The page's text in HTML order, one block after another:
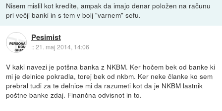
Nisem mislil kot kredite, ampak da imajo denar položen na računu
pri večji banki in s tem v bolj "varnem" sefu.
Pesimist
::21. maj 2014, 14:06
V kaki navezi je potšna banka z NKBM. Ker hočem bek od banke ki
mi je delnice pokradla, torej bek od nkbm. Ker neke članke ko sem
prebral tudi za te delnice mi da razumeti kot da je NKBM lastnik
poštne banke zdaj. Finančna odvisnot in to.